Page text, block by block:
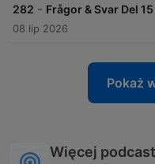
282 - Frågor & Svar Del 15
08 lip 2026
Pokaż
Więcej